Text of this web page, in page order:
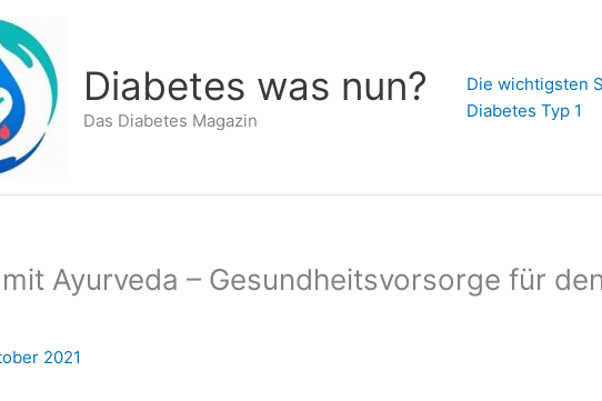
Diabetes was nun?
Das Diabetes Magazin
Die wichtigsten
Diabetes Typ 1
Ayurveda – Gesundheitsvorsorge für
2021